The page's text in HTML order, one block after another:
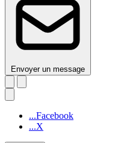
Envoyer un message
...Facebook
...X